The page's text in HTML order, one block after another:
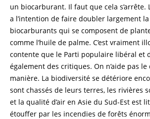
un biocarburant. Il faut que cela s’arrête.
a l’intention de faire doubler largement
biocarburants qui se composent de
comme l’huile de palme. C’est vraiment
contente que le Parti populaire libéral et
également des critiques. On n’aide pas
manière. La biodiversité se détériore
sont chassés de leurs terres, les rivières
et la qualité d’air en Asie du Sud-Est est
étouffer par les incendies de forêts